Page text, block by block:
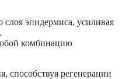
эпидермиса, усиливая
комбинацию
способствуя регенерации